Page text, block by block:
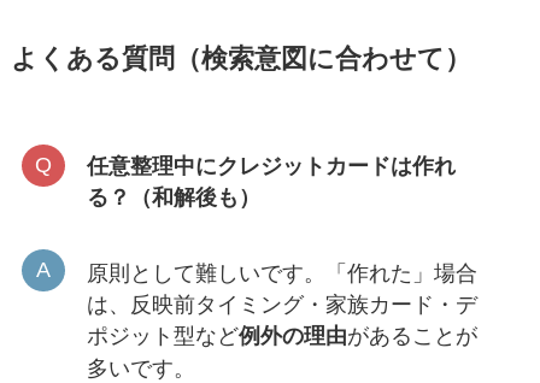
よくある質問（検索意図に合わせて）
任意整理中にクレジットカードは作れ
る？（和解後も）
原則として難しいです。「作れた」場合
は、反映前タイミング・家族カード・デ
ポジット型など例外の理由があることが
多いです。